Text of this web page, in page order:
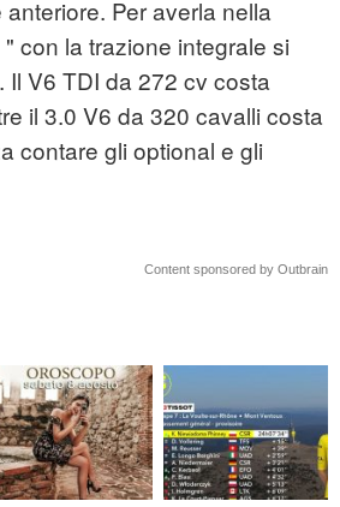
Per averla nella
con la trazione integrale si
Il V6 TDI da 272 cv costa
il 3.0 V6 da 320 cavalli costa
contare gli optional e gli
Content sponsored by Outbrain